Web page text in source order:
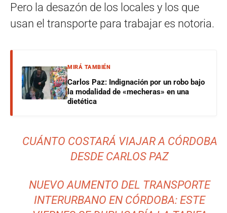
Pero la desazón de los locales y los que
usan el transporte para trabajar es notoria.
MIRÁ TAMBIÉN
Carlos Paz: Indignación por un robo bajo
la modalidad de «mecheras» en una
dietética
CUÁNTO COSTARÁ VIAJAR A CÓRDOBA
DESDE CARLOS PAZ
NUEVO AUMENTO DEL TRANSPORTE
INTERURBANO EN CÓRDOBA: ESTE